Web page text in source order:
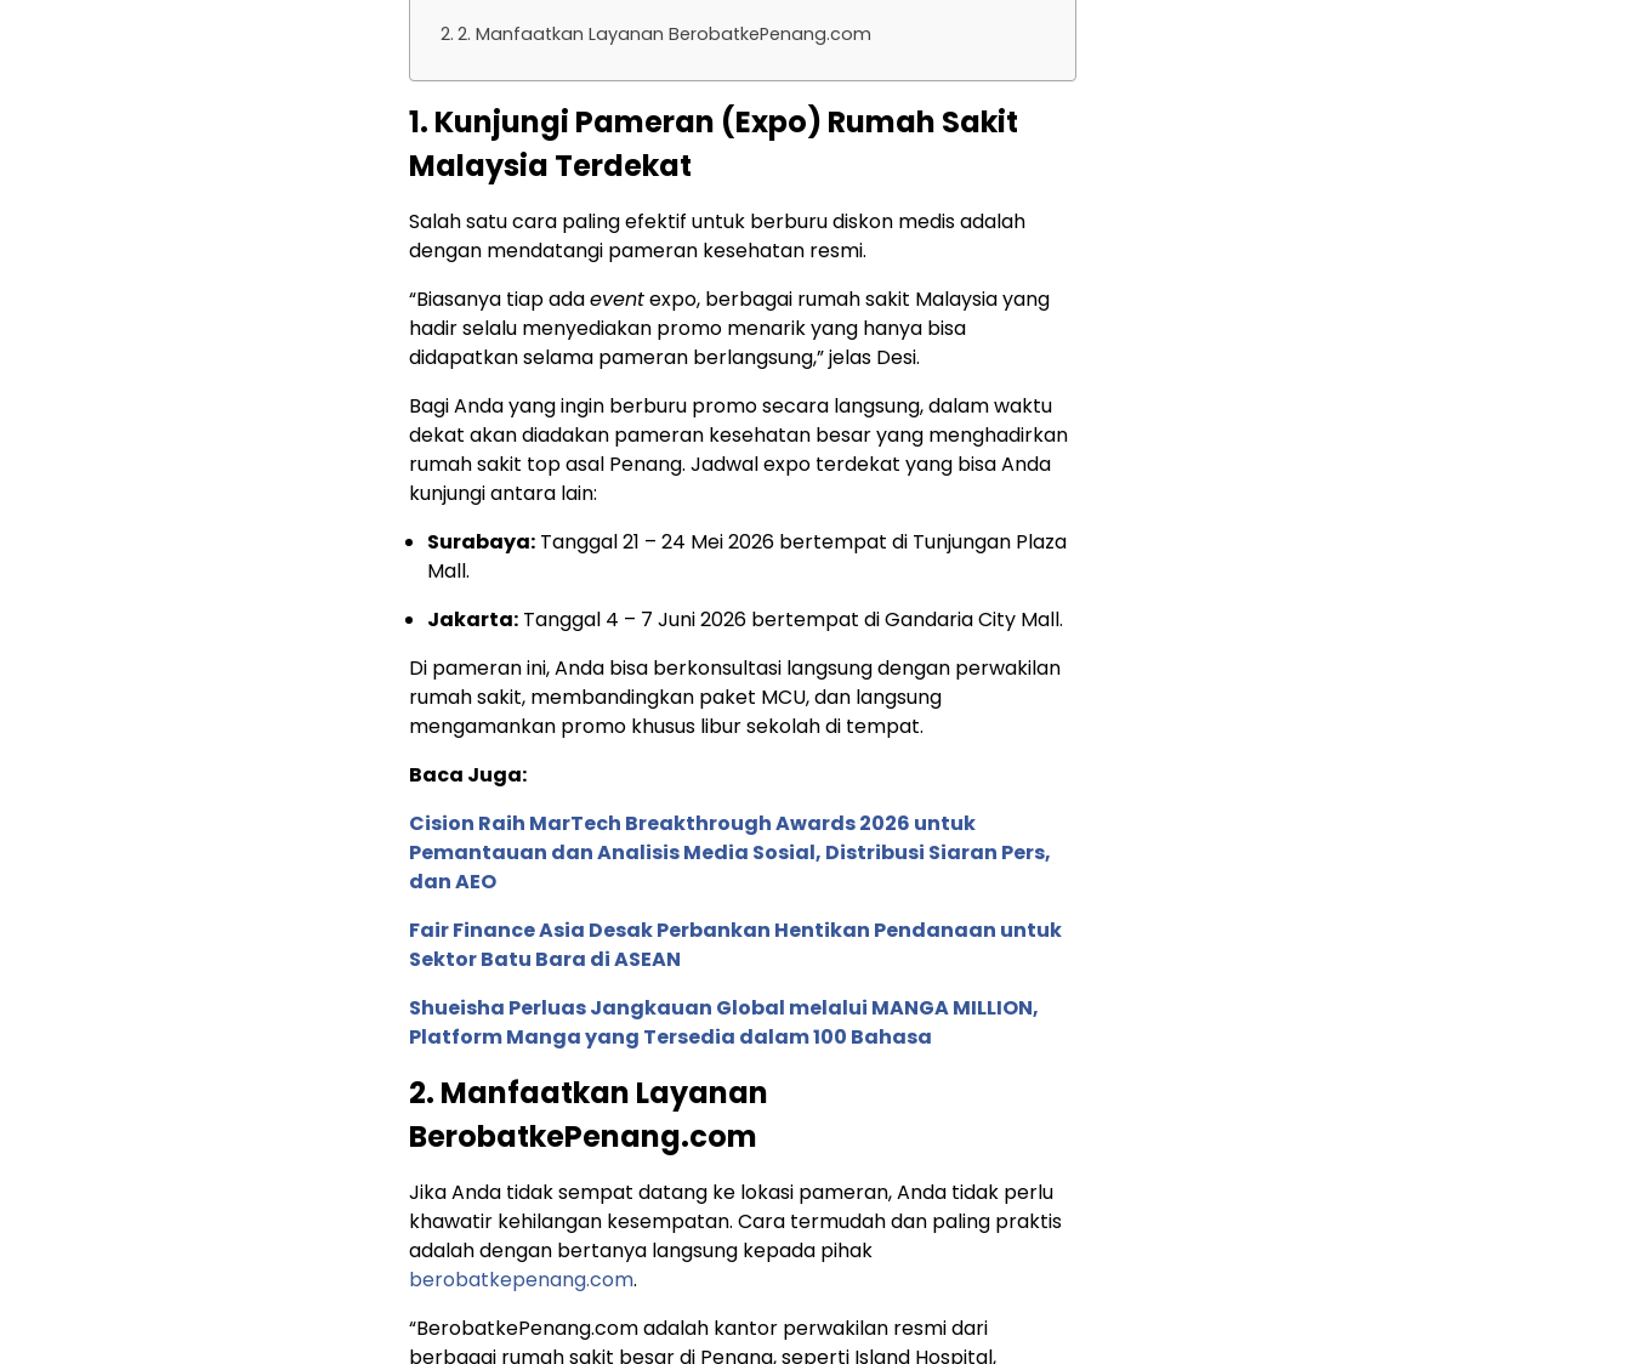
2. Manfaatkan Layanan BerobatkePenang.com
1. Kunjungi Pameran (Expo) Rumah Sakit
Malaysia Terdekat
Salah satu cara paling efektif untuk berburu diskon medis adalah
dengan mendatangi pameran kesehatan resmi.
“Biasanya tiap adaeventexpo, berbagai rumah sakit Malaysia yang
hadir selalu menyediakan promo menarik yang hanya bisa
didapatkan selama pameran berlangsung,” jelas Desi.
Bagi Anda yang ingin berburu promo secara langsung, dalam waktu
dekat akan diadakan pameran kesehatan besar yang menghadirkan
rumah sakit top asal Penang. Jadwal expo terdekat yang bisa Anda
kunjungi antara lain:
Surabaya: Tanggal 21 – 24 Mei 2026 bertempat di Tunjungan Plaza
Mall.
Jakarta: Tanggal 4 – 7 Juni 2026 bertempat di Gandaria City Mall.
Di pameran ini, Anda bisa berkonsultasi langsung dengan perwakilan
rumah sakit, membandingkan paket MCU, dan langsung
mengamankan promo khusus libur sekolah di tempat.
Baca Juga:
Cision Raih MarTech Breakthrough Awards 2026 untuk
Pemantauan dan Analisis Media Sosial, Distribusi Siaran Pers,
dan AEO
Fair Finance Asia Desak Perbankan Hentikan Pendanaan untuk
Sektor Batu Bara di ASEAN
Shueisha Perluas Jangkauan Global melalui MANGA MILLION,
Platform Manga yang Tersedia dalam 100 Bahasa
2. Manfaatkan Layanan
BerobatkePenang.com
Jika Anda tidak sempat datang ke lokasi pameran, Anda tidak perlu
khawatir kehilangan kesempatan. Cara termudah dan paling praktis
adalah dengan bertanya langsung kepada pihak
berobatkepenang.com.
“BerobatkePenang.com adalah kantor perwakilan resmi dari
berbagai rumah sakit besar di Penang, seperti Island Hospital,